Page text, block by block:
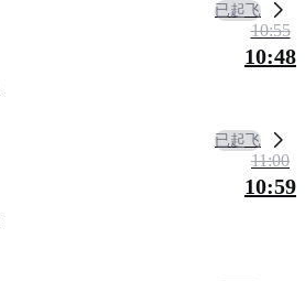
已起飞
10:55
10:48
已起飞
11:00
10:59